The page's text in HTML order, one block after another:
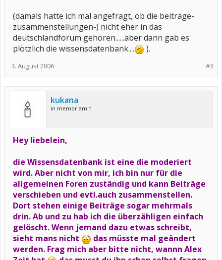
(damals hatte ich mal angefragt, ob die beiträge-
zusammenstellungen-) nicht eher in das
deutschlandforum gehören......aber dann gab es
plötzlich die wissensdatenbank....
).
#3
3. August 2006
kukana
in memoriam †
Hey liebelein,
die Wissensdatenbank ist eine die moderiert
wird. Aber nicht von mir, ich bin nur für die
allgemeinen Foren zuständig und kann Beiträge
verschieben und evtl.auch zusammenstellen.
Dort stehen einige Beiträge sogar mehrmals
drin. Ab und zu hab ich die überzähligen einfach
gelöscht. Wenn jemand dazu etwas schreibt,
sieht mans nicht
das müsste mal geändert
werden. Frag mich aber bitte nicht, wannn Alex